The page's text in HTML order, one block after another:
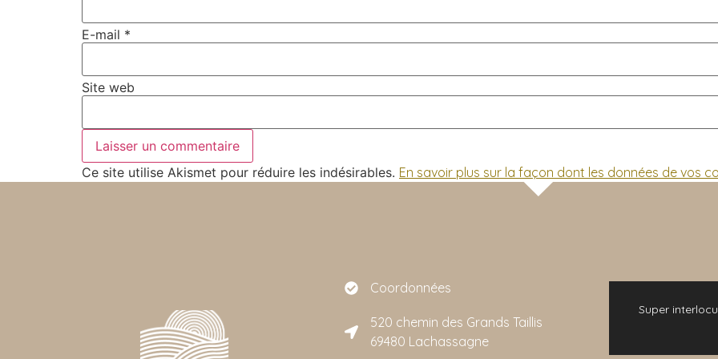
E-mail *
Site web
Ce site utilise Akismet pour réduire les indésirables. En savoir plus sur la façon dont les données de vos
Coordonnées
520 chemin des Grands Taillis
69480 Lachassagne
est remarquable et son rapport qualité/prix est
imbattable.
Super